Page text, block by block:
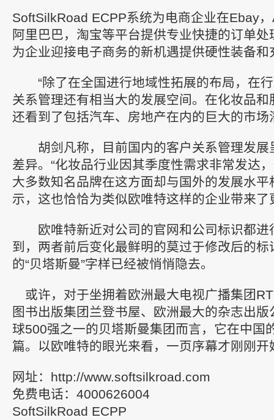
SoftSilkRoad ECPP系统为电商企业在Ebay
阿里巴巴，淘宝等平台提供专业快捷的订单
为企业迎接电子商务的新机遇提供硬性装备和
“除了在全国进行地域性拓展的布局，在行
关系管理还有相当大的发展空间。在化妆品
还看到了包括汽车、房地产在内的巨大的市场
胡剑凡称，目前国内的客户关系管理发展
差异。“化妆品行业因其季度性需求非常发达
大多数知名品牌在这方面却与国外的发展水平
示，这也恰恰为类似欧唯特这样的企业带来了
欧唯特新近对公司的官网和公司标识都进
到，两者前后变化最鲜明的莫过于修改后的
的“贝塔斯曼”字样已经被悄悄隐去。
或许，对于坐拥着欧洲最大电视广播集团
图书出版集团兰登书屋、欧洲最大的杂志出
球500强之一的贝塔斯曼集团而言，它在中国
篇。以欧唯特的眼光来看，一页序幕才刚刚开
网址：http://www.softsilkroad.com
免费电话：4000626004
SoftSilkRoad ECPP